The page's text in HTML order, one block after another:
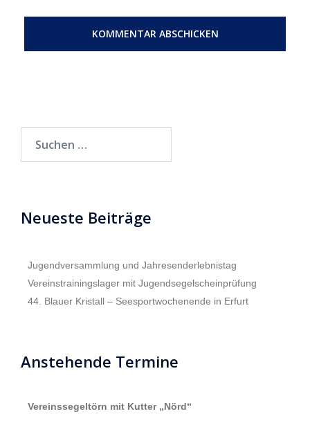
nach:
Neueste Beiträge
Jugendversammlung und Jahresenderlebnistag
Vereinstrainingslager mit Jugendsegelscheinprüfung
44. Blauer Kristall – Seesportwochenende in Erfurt
Anstehende Termine
Vereinssegeltörn mit Kutter „Nörd“